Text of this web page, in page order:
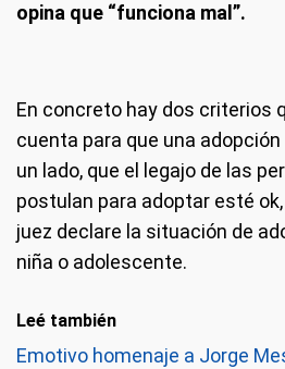
opina que “funciona mal”.
En concreto hay dos criterios
cuenta para que una
un lado, que el legajo de las
postulan para adoptar esté
juez declare la situación de
niña o adolescente.
Leé también
Emotivo homenaje a Jorge